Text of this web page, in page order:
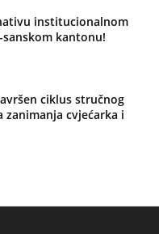
institucionalnom
kantonu!
ciklus stručnog
zanimanja cvjećarka i